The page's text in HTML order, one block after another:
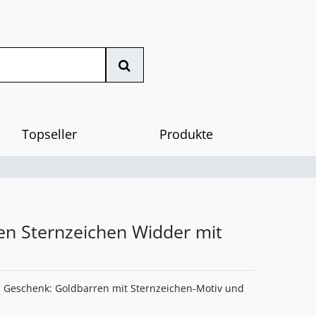
Topseller Produkte
Sternzeichen Widder mit
Goldbarren mit Sternzeichen-Motiv und